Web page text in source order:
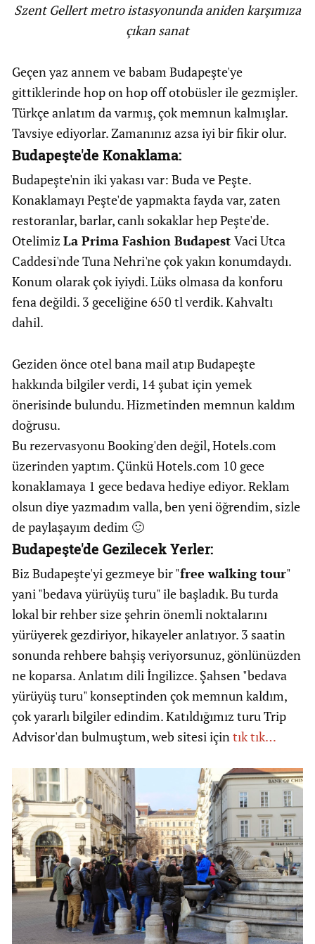
Szent Gellert metro istasyonunda aniden karşımıza
çıkan sanat
Geçen yaz annem ve babam Budapeşte'ye
gittiklerinde hop on hop off otobüsler ile gezmişler.
Türkçe anlatım da varmış, çok memnun kalmışlar.
Tavsiye ediyorlar. Zamanınız azsa iyi bir fikir olur.
Budapeşte'de Konaklama:
Budapeşte'nin iki yakası var: Buda ve Peşte.
Konaklamayı Peşte'de yapmakta fayda var, zaten
restoranlar, barlar, canlı sokaklar hep Peşte'de.
Otelimiz La Prima Fashion Budapest Vaci Utca
Caddesi'nde Tuna Nehri'ne çok yakın konumdaydı.
Konum olarak çok iyiydi. Lüks olmasa da konforu
fena değildi. 3 geceliğine 650 tl verdik. Kahvaltı
dahil.
Geziden önce otel bana mail atıp Budapeşte
hakkında bilgiler verdi, 14 şubat için yemek
önerisinde bulundu. Hizmetinden memnun kaldım
doğrusu.
Bu rezervasyonu Booking'den değil, Hotels.com
üzerinden yaptım. Çünkü Hotels.com 10 gece
konaklamaya 1 gece bedava hediye ediyor. Reklam
olsun diye yazmadım valla, ben yeni öğrendim, sizle
de paylaşayım dedim 🙂
Budapeşte'de Gezilecek Yerler:
Biz Budapeşte'yi gezmeye bir "free walking tour"
yani "bedava yürüyüş turu" ile başladık. Bu turda
lokal bir rehber size şehrin önemli noktalarını
yürüyerek gezdiriyor, hikayeler anlatıyor. 3 saatin
sonunda rehbere bahşiş veriyorsunuz, gönlünüzden
ne koparsa. Anlatım dili İngilizce. Şahsen "bedava
yürüyüş turu" konseptinden çok memnun kaldım,
çok yararlı bilgiler edindim. Katıldığımız turu Trip
Advisor'dan bulmuştum, web sitesi içintık tık…